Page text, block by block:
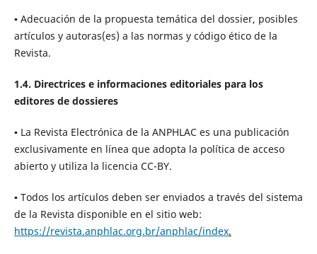
▪ Adecuación de la propuesta temática del dossier, posibles
artículos y autoras(es) a las normas y código ético de la
Revista.
1.4. Directrices e informaciones editoriales para los
editores de dossieres
▪ La Revista Electrónica de la ANPHLAC es una publicación
exclusivamente en línea que adopta la política de acceso
abierto y utiliza la licencia CC-BY.
▪ Todos los artículos deben ser enviados a través del sistema
de la Revista disponible en el sitio web:
https://revista.anphlac.org.br/anphlac/index.